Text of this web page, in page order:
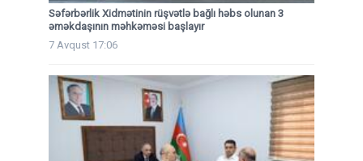
Səfərbərlik Xidmətinin rüşvətlə bağlı həbs olunan 3
əməkdaşının məhkəməsi başlayır
7 Avqust 17:06